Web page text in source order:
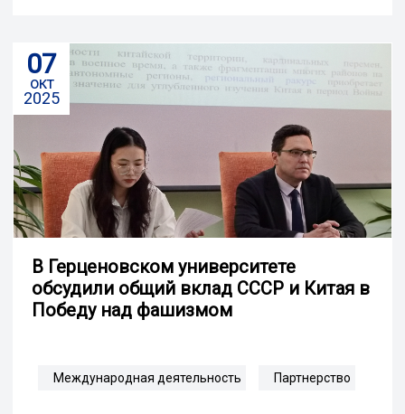
07
окт
2025
В Герценовском университете
обсудили общий вклад СССР и Китая в
Победу над фашизмом
Международная деятельность Партнерство